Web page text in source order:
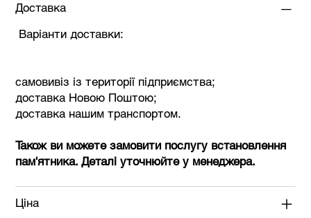
Доставка
Варіанти доставки:
самовивіз із території підприємства;
доставка Новою Поштою;
доставка нашим транспортом.
Також ви можете замовити послугу встановлення
пам'ятника. Деталі уточнюйте у менеджера.
Ціна